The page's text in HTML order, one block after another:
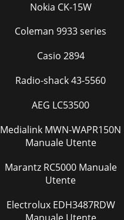
Nokia CK-15W
Coleman 9933 series
Casio 2894
Radio-shack 43-5560
AEG LC53500
Medialink MWN-WAPR150N
Manuale Utente
Marantz RC5000 Manuale
Utente
Electrolux EDH3487RDW